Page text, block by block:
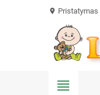
location_on Pristatymas
view_headline